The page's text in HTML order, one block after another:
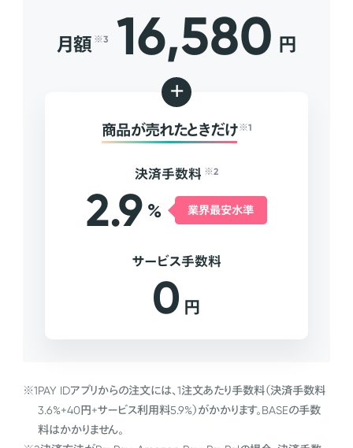
月額 ※3 16,580 円
+
商品が売れたときだけ ※1
決済手数料 ※2
2.9 % 業界最安水準
サービス手数料
0 円
※1PAY IDアプリからの注文には、1注文あたり手数料（決済手数料
3.6%+40円+サービス利用料5.9%）がかかります。BASEの手数
料はかかりません。